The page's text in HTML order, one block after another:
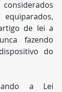
de lei a
fazendo
do
a Lei